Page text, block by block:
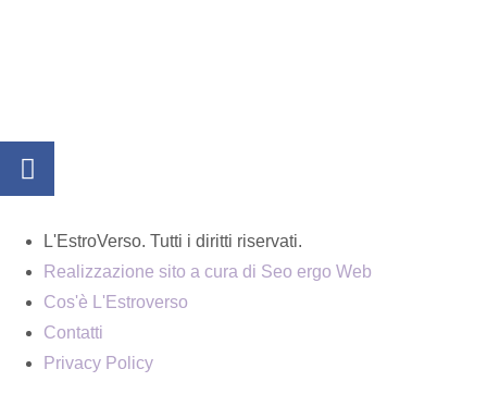
L'EstroVerso. Tutti i diritti riservati.
Realizzazione sito a cura di Seo ergo Web
Cos'è L'Estroverso
Contatti
Privacy Policy